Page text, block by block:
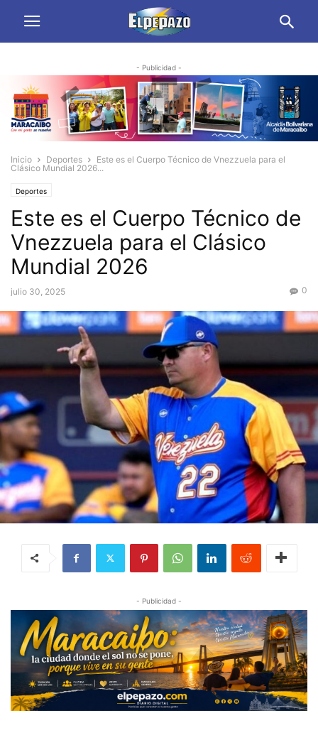
- Publicidad -
Inicio Deportes
Este es el Cuerpo Técnico de Vnezzuela para el
Clásico Mundial 2026...
Deportes
Este es el Cuerpo Técnico de
Vnezzuela para el Clásico
Mundial 2026
julio 30, 2025 0
- Publicidad -